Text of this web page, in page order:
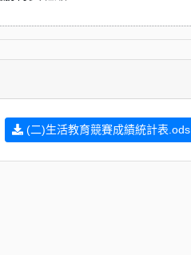
(二)生活教育競賽成績統計表.ods